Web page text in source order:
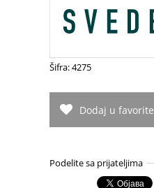
Šifra: 4275
Dodaj u favorite
Podelite sa prijateljima